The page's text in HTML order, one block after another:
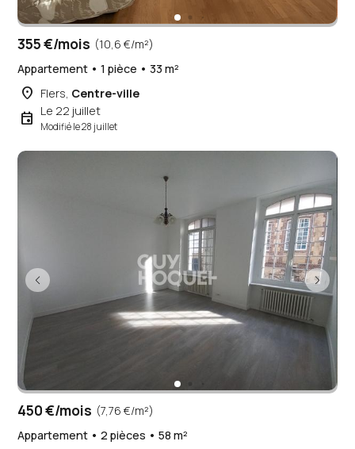
355 €/mois (10,6 €/m²)
Appartement • 1 pièce • 33 m²
place Flers, Centre-ville
event Le 22 juillet
Modifié le 28 juillet
450 €/mois (7,76 €/m²)
Appartement • 2 pièces • 58 m²